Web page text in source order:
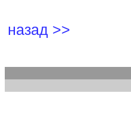
назад >>